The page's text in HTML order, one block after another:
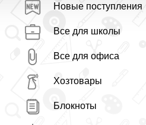
Новые поступления
Все для школы
Все для офиса
Хозтовары
Блокноты